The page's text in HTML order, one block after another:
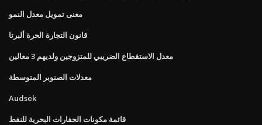
معنى تمويل معدل النمو
قانون التجارة الحرة ألبرتا
معدل الاستقطاع الضريبي للمتزوجين ولديهم 3 معالين
معدلات الصنوبر المتوسطة
Audsek
قائمة مكونات الحفارات البحرية للنفط